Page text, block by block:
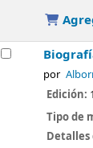
por
Edición:
Tipo de
Detalles